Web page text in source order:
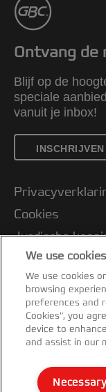
Ontvang de
Blijf op de
speciale
vanuit je inbox!
INSCHRIJVEN
Cookies
Jurdische
Imprint
Klantenservice
Mijn gegevens
Richtlijnen bij
We use
We use cookies
browsing
preferences and
Cookies”, you
device to
and assist in our